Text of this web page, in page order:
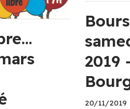
2019
20/11/2019